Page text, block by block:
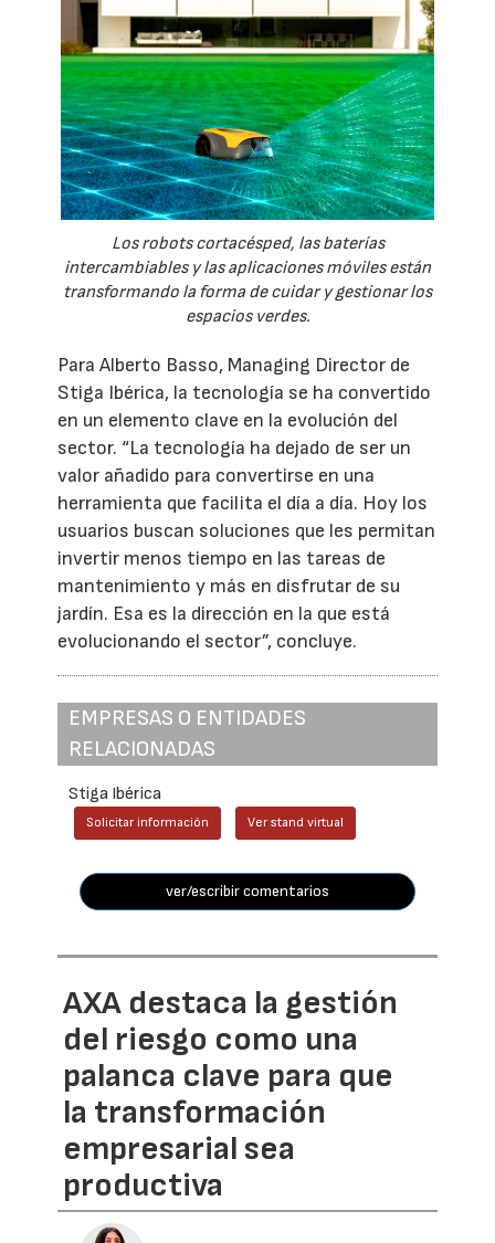
Los robots cortacésped, las baterías
intercambiables y las aplicaciones móviles están
transformando la forma de cuidar y gestionar los
espacios verdes.
Para Alberto Basso, Managing Director de
Stiga Ibérica, la tecnología se ha convertido
en un elemento clave en la evolución del
sector. “La tecnología ha dejado de ser un
valor añadido para convertirse en una
herramienta que facilita el día a día. Hoy los
usuarios buscan soluciones que les permitan
invertir menos tiempo en las tareas de
mantenimiento y más en disfrutar de su
jardín. Esa es la dirección en la que está
evolucionando el sector”, concluye.
EMPRESAS O ENTIDADES
RELACIONADAS
Stiga Ibérica
Solicitar información Ver stand virtual
ver/escribir comentarios
AXA destaca la gestión
del riesgo como una
palanca clave para que
la transformación
empresarial sea
productiva